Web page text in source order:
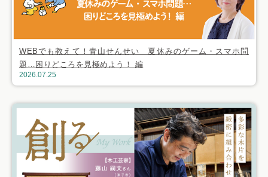
WEBでも教えて！青山せんせい 夏休みのゲーム・スマホ問
題…困りどころを見極めよう！ 編
2026.07.25